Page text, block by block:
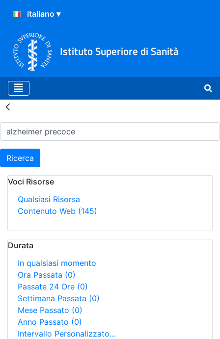
Istituto Superiore di Sanità
Risultati della Ricerca -
Ricerca
Voci Risorse
Qualsiasi Risorsa
Contenuto Web (145)
Durata
In qualsiasi momento
Ora Passata (0)
Passate 24 Ore (0)
Settimana Passata (0)
Mese Passato (0)
Anno Passato (0)
Intervallo Personalizzato…